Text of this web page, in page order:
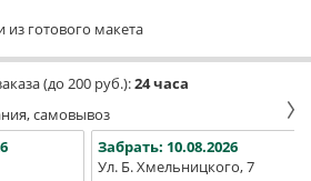
готового макета
(до 200 руб.):24 часа
самовывоз
Забрать: 10.08.2026
Ул. Б. Хмельницкого, 7